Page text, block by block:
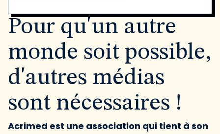
Pour qu'un autre
monde soit possible,
d'autres médias
sont nécessaires !
Acrimed est une association qui tient à son